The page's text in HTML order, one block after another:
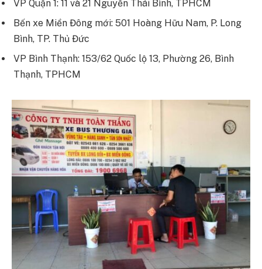
VP Quận 1: 11 và 21 Nguyễn Thái Bình, TPHCM
Bến xe Miền Đông mới: 501 Hoàng Hữu Nam, P. Long
Bình, TP. Thủ Đức
VP Bình Thạnh: 153/62 Quốc lộ 13, Phường 26, Bình
Thạnh, TPHCM